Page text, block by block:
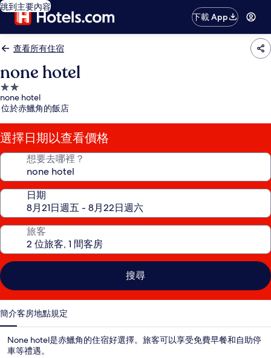
跳到主要內容
下載 App
查看所有住宿
none hotel
2.0
星
級
住
宿
none hotel
位於赤鱲角的飯店
選擇日期以查看價格
想要去哪裡？
日期
旅客
搜尋
簡介客房地點規定
None hotel是赤鱲角的住宿好選擇。旅客可以享受免費早餐和自助停
車等禮遇。